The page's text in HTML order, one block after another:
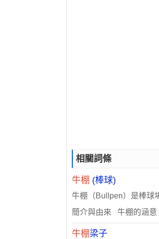
相關詞條
牛棚 (棒球)
牛棚（Bullpen）是棒球
簡介與由來 牛棚的涵
牛棚梁子